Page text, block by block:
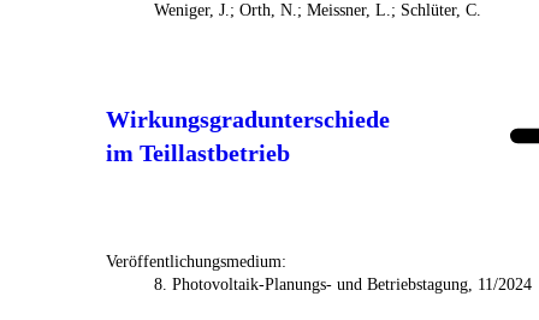
Weniger, J.; Orth, N.; Meissner, L.; Schlüter, C.
Wirkungsgradunterschiede
im Teillastbetrieb
Veröffentlichungsmedium:
8. Photovoltaik-Planungs- und Betriebstagung, 11/2024